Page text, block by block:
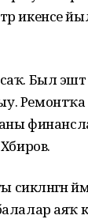
икенсе
Был
Ремонтҡа
аяҡ